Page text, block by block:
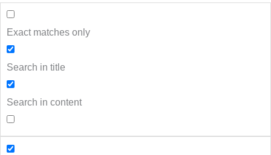
Exact matches only
Search in title
Search in content